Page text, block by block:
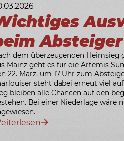
dem überzeugenden Heimsieg
Mainz geht es für die Artemis
22. März, um 17 Uhr zum
steht dabei erneut viel
bleiben alle Chancen auf den
Bei einer Niederlage wäre